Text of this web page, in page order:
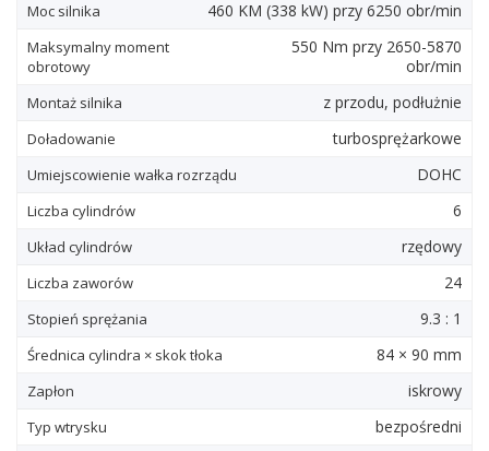
Moc silnika 460 KM (338 kW) przy 6250 obr/min
Maksymalny moment
obrotowy
550 Nm przy 2650-5870
obr/min
Montaż silnika z przodu, podłużnie
Doładowanie turbosprężarkowe
Umiejscowienie wałka rozrządu DOHC
Liczba cylindrów 6
Układ cylindrów rzędowy
Liczba zaworów 24
Stopień sprężania 9.3 : 1
Średnica cylindra × skok tłoka 84 × 90 mm
Zapłon iskrowy
Typ wtrysku bezpośredni